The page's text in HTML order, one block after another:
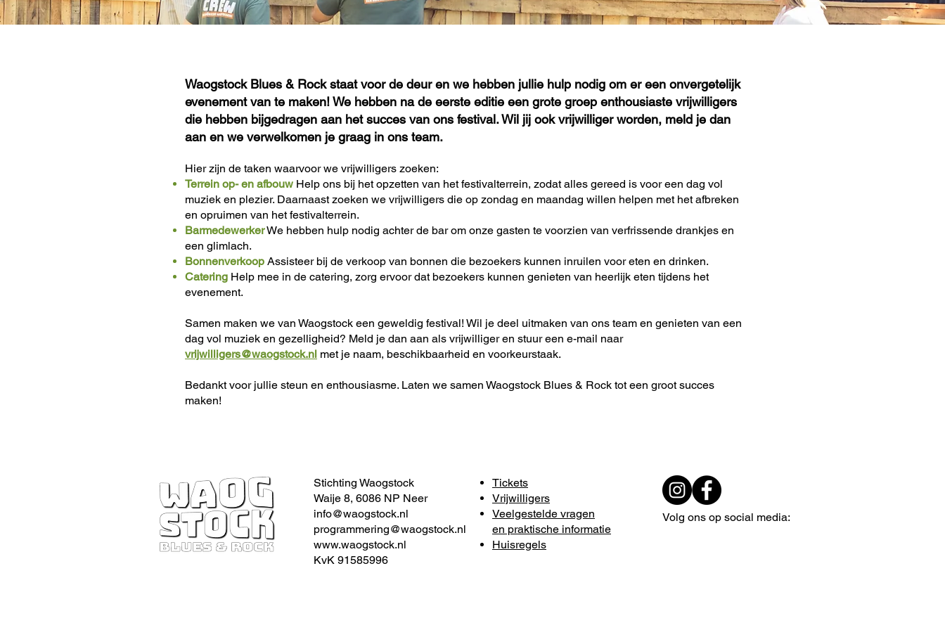
Waogstock Blues & Rock staat voor de deur en we hebben jullie hulp nodig om er een onvergetelijk
evenement van te maken! We hebben na de eerste editie een grote groep enthousiaste vrijwilligers
die hebben bijgedragen aan het succes van ons festival. Wil jij ook vrijwilliger worden, meld je dan
aan en we verwelkomen je graag in ons team.
Hier zijn de taken waarvoor we vrijwilligers zoeken:
Terrein op- en afbouw Help ons bij het opzetten van het festivalterrein, zodat alles gereed is voor een dag vol
muziek en plezier. Daarnaast zoeken we vrijwilligers die op zondag en maandag willen helpen met het afbreken
en opruimen van het festivalterrein.
BarmedewerkerWe hebben hulp nodig achter de bar om onze gasten te voorzien van verfrissende drankjes en
een glimlach.
Bonnenverkoop Assisteer bij de verkoop van bonnen die bezoekers kunnen inruilen voor eten en drinken.
Catering Help mee in de catering, zorg ervoor dat bezoekers kunnen genieten van heerlijk eten tijdens het
evenement.
Samen maken we van Waogstock een geweldig festival! Wil je deel uitmaken van ons team en genieten van een
dag vol muziek en gezelligheid? Meld je dan aan als vrijwilliger en stuur een e-mail naar
vrijwilligers@waogstock.nl met je naam, beschikbaarheid en voorkeurstaak.
Bedankt voor jullie steun en enthousiasme. Laten we samen Waogstock Blues & Rock tot een groot succes
maken!
Stichting Waogstock
Waije 8, 6086 NP Neer
info@waogstock.nl
programmering@waogstock.nl
www.waogstock.nl
KvK 91585996
Tickets
Vrijwilligers
Veelgestelde vragen
en praktische informatie
Huisregels
Volg ons op social media: